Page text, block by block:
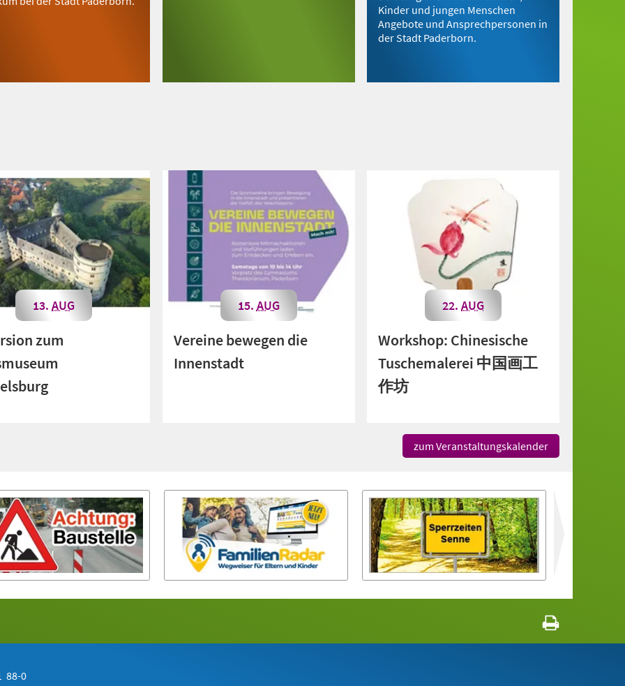
Kinder und jungen Menschen
Angebote und Ansprechpersonen in
der Stadt Paderborn.
zum
13.AUG
Vereine bewegen die
Innenstadt
15. AUG
Workshop: Chinesische
Tuschemalerei 中国画工
作坊
22.AUG
zum Veranstaltungskalender
88-0